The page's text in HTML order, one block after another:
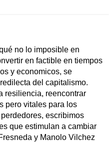
no lo imposible en
en factible en tiempos
y economicos, se
del capitalismo.
resiliencia, reencontrar
pero vitales para los
escribimos
que estimulan a cambiar
y Manolo Vilchez